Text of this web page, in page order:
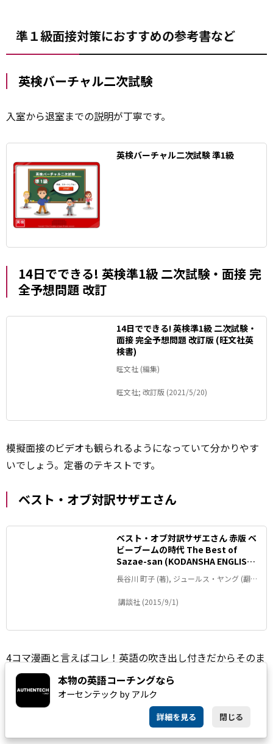
準１級面接対策におすすめの参考書など
英検バーチャル二次試験
入室から退室までの説明が丁寧です。
英検バーチャル二次試験 準1級
14日でできる! 英検準1級 二次試験・面接 完
全予想問題 改訂
14日でできる! 英検準1級 二次試験・
面接 完全予想問題 改訂版 (旺文社英
検書)
旺文社 (編集)
旺文社; 改訂版 (2021/5/20)
模擬面接のビデオも観られるようになっていて分かりやす
いでしょう。定番のテキストです。
ベスト・オブ対訳サザエさん
ベスト・オブ対訳サザエさん 赤版 ベ
ビーブームの時代 The Best of
Sazae-san (KODANSHA ENGLISH
長谷川 町子 (著), ジュールス・ヤング (翻
‎ 講談社 (2015/9/1)
4コマ漫画と言えばコレ！英語の吹き出し付きだからそのま
ま練習に使えると思います。ただし、サザエさんを知らな
いと面白くないかもしれません。
本物の英語コーチングなら
オーセンテック by アルク
詳細を見る 閉じる